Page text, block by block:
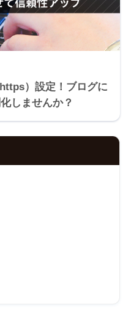
）設定！ブログに
しませんか？